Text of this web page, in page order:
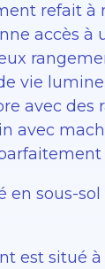
refait à
accès
vie
avec
avec
en sous-
est situé